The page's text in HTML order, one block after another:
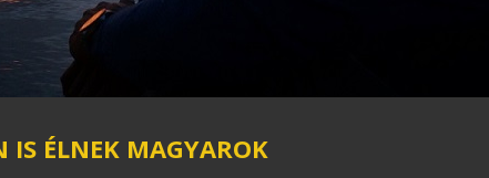
IS ÉLNEK MAGYAROK